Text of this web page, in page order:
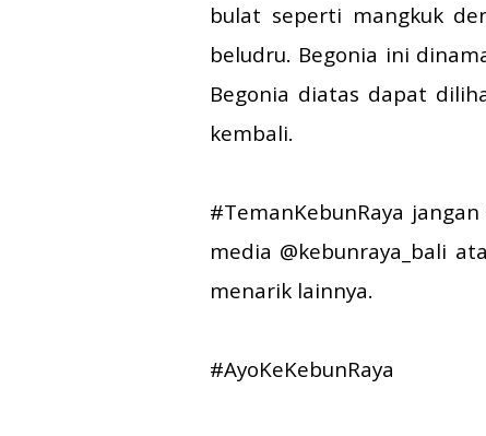
bulat seperti mangkuk
beludru. Begonia ini
Begonia diatas dapat
kembali.
#TemanKebunRaya
media @kebunraya_bali
menarik lainnya.
#AyoKeKebunRaya